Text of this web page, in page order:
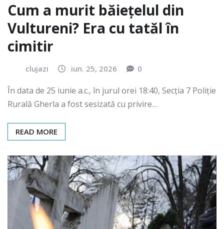
Cum a murit băiețelul din
Vultureni? Era cu tatăl în
cimitir
clujazi iun. 25, 2026 0
În data de 25 iunie a.c., în jurul orei 18:40, Secția 7 Poliție
Rurală Gherla a fost sesizată cu privire…
READ MORE